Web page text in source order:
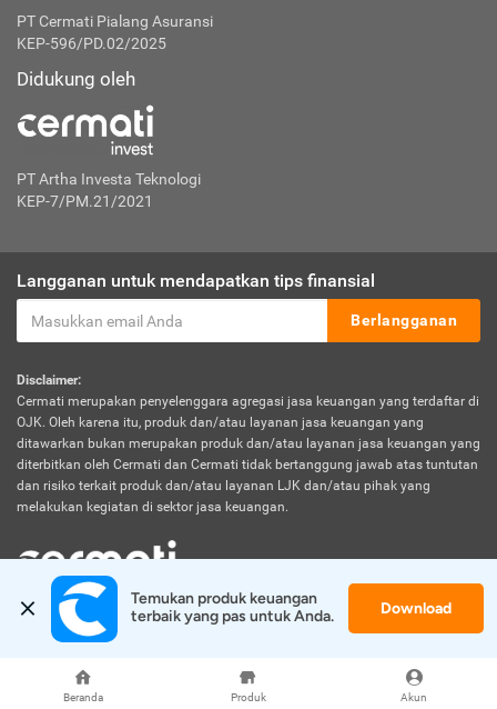
Beranda Produk Akun
PT Cermati Pialang Asuransi
KEP-596/PD.02/2025
Didukung oleh
PT Artha Investa Teknologi
KEP-7/PM.21/2021
Langganan untuk mendapatkan tips finansial
Berlangganan
Disclaimer:
Cermati merupakan penyelenggara agregasi jasa keuangan yang terdaftar di
OJK. Oleh karena itu, produk dan/atau layanan jasa keuangan yang
ditawarkan bukan merupakan produk dan/atau layanan jasa keuangan yang
diterbitkan oleh Cermati dan Cermati tidak bertanggung jawab atas tuntutan
dan risiko terkait produk dan/atau layanan LJK dan/atau pihak yang
melakukan kegiatan di sektor jasa keuangan.
© 2026 Cermati. All Rights Reserved.
Temukan produk keuangan
terbaik yang pas untuk Anda.
Download